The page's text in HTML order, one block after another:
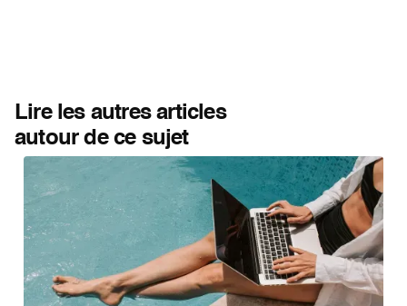
Lire les autres articles
autour de ce sujet